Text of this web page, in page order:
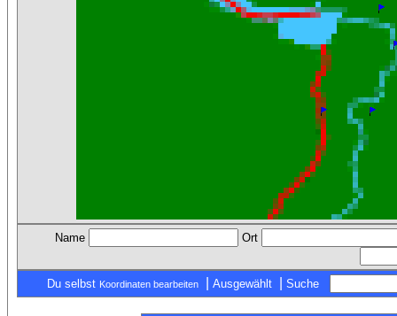
Name Ort
Du selbst Koordinaten bearbeiten Ausgewählt Suche